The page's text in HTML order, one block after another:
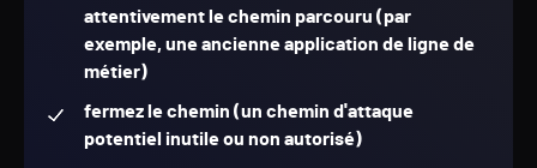
attentivement le chemin parcouru (par
exemple, une ancienne application de ligne de
métier)
fermez le chemin (un chemin d'attaque
potentiel inutile ou non autorisé)